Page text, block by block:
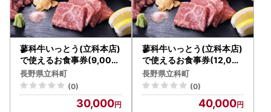
蓼科牛いっとう(立科本店)
で使えるお食事券(9,000
円分)
長野県立科町
(0)
30,000
蓼科牛いっとう(立科本店)
で使えるお食事券(12,000
円分)
長野県立科町
(0)
40,000